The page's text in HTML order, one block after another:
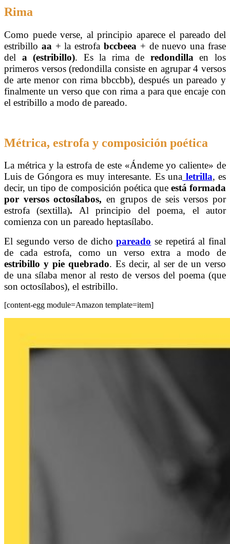
Rima
Como puede verse, al principio aparece el pareado del
estribillo aa + la estrofa bccbeea + de nuevo una frase
del a (estribillo). Es la rima de redondilla en los
primeros versos (redondilla consiste en agrupar 4 versos
de arte menor con rima bbccbb), después un pareado y
finalmente un verso que con rima a para que encaje con
el estribillo a modo de pareado.
Métrica, estrofa y composición poética
La métrica y la estrofa de este «Ándeme yo caliente» de
Luis de Góngora es muy interesante. Es una letrilla, es
decir, un tipo de composición poética que está formada
por versos octosílabos, en grupos de seis versos por
estrofa (sextilla). Al principio del poema, el autor
comienza con un pareado heptasílabo.
El segundo verso de dichopareado se repetirá al final
de cada estrofa, como un verso extra a modo de
estribillo y pie quebrado. Es decir, al ser de un verso
de una sílaba menor al resto de versos del poema (que
son octosílabos), el estribillo.
[content-egg module=Amazon template=item]